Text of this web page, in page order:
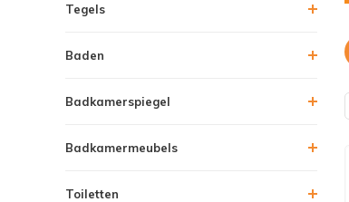
Tegels
Baden
Badkamerspiegel
Badkamermeubels
Toiletten